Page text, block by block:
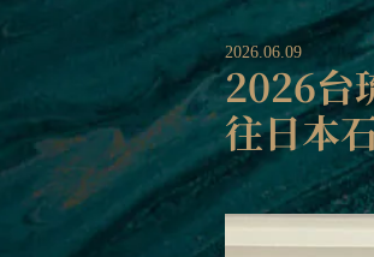
2026.06.09
2026台
往日本